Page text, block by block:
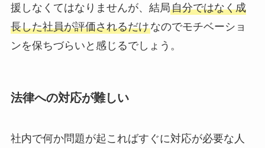
援しなくてはなりませんが、結局自分ではなく成
長した社員が評価されるだけなのでモチベーショ
ンを保ちづらいと感じるでしょう。
法律への対応が難しい
社内で何か問題が起こればすぐに対応が必要な人